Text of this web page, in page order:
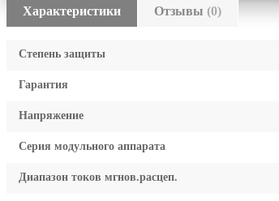
Характеристики Отзывы (0)
Степень защиты
Гарантия
Напряжение
Серия модульного аппарата
Диапазон токов мгнов.расцеп.